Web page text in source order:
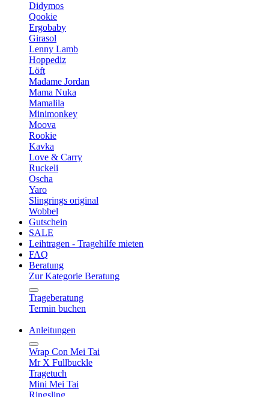
Didymos
Qookie
Ergobaby
Girasol
Lenny Lamb
Hoppediz
Löft
Madame Jordan
Mama Nuka
Mamalila
Minimonkey
Moova
Rookie
Kavka
Love & Carry
Ruckeli
Oscha
Yaro
Slingrings original
Wobbel
Gutschein
SALE
Leihtragen - Tragehilfe mieten
FAQ
Beratung
Zur Kategorie Beratung
Trageberatung
Termin buchen
Anleitungen
Wrap Con Mei Tai
Mr X Fullbuckle
Tragetuch
Mini Mei Tai
Ringsling